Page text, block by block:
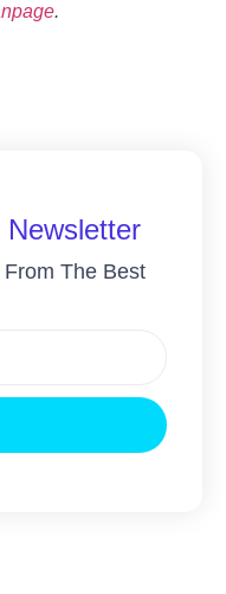
.
Newsletter
The Best